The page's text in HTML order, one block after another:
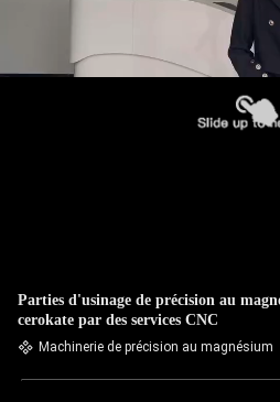
Parties d'usinage de précision au
cerokate par des services CNC
Machinerie de précision au magnésium